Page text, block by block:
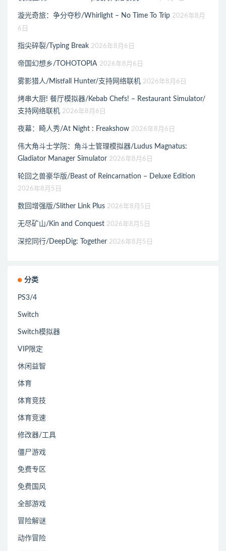
漩光奇旅：争分夺秒/Whirlight – No Time To Trip 2026年8月
6日
指尖碎裂/Typing Break 2026年8月6日
帝国幻想乡/TOHOTOPIA 2026年8月6日
雾影猎人/Mistfall Hunter/支持网络联机 2026年8月6日
烤串大厨! 餐厅模拟器/Kebab Chefs! – Restaurant Simulator/
支持网络联机 2026年8月6日
夜幕：畸人秀/At Night : Freakshow 2026年8月6日
伟大角斗士学院：角斗士管理模拟器/Ludus Magnatus:
Gladiator Manager Simulator 2026年8月6日
轮回之兽豪华版/Beast of Reincarnation – Deluxe Edition
2026年8月5日
数回增强版/Slither Link Plus 2026年8月5日
无尽矿山/Kin and Conquest 2026年8月5日
深挖同行/DeepDig: Together 2026年8月5日
分类
PS3/4
Switch
Switch模拟器
VIP限定
休闲益智
体育
体育竞技
体育竞速
修改器/工具
僵尸游戏
免费专区
免费国风
全部游戏
冒险解谜
动作冒险